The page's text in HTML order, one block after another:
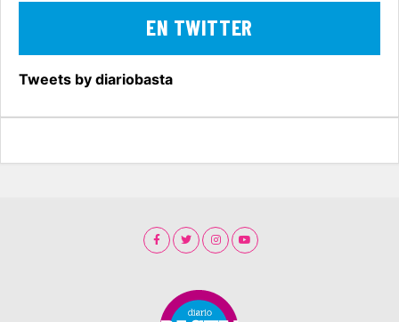
EN TWITTER
Tweets by diariobasta